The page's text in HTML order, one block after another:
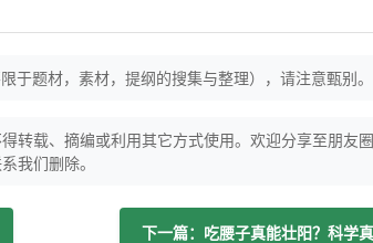
于题材，素材，提纲的搜集与整理），请注意甄别。
转载、摘编或利用其它方式使用。欢迎分享至朋友圈
我们删除。
下一篇：吃腰子真能壮阳？科学真